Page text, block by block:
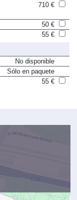
710 €
50 €
55 €
No disponible
Sólo en paquete
55 €